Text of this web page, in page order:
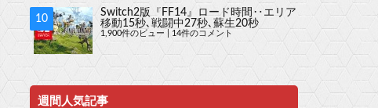
Switch2版『FF14』ロード時間‥エリア
移動15秒､戦闘中27秒､蘇生20秒
1,900件のビュー 14件のコメント
週間人気記事